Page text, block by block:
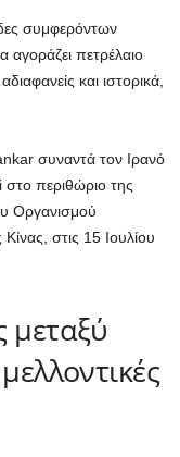
συμφερόντων
αγοράζει πετρέλαιο
και ιστορικά,
συναντά τον Ιρανό
περιθώριο της
Οργανισμού
στις 15 Ιουλίου
μεταξύ